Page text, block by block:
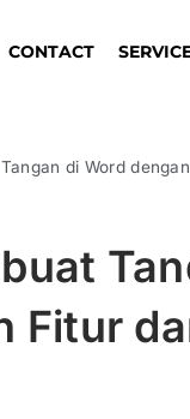
CONTACT
di Word
Fitur